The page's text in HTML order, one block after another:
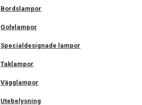
Bordslampor
Golvlampor
Specialdesignade lampor
Taklampor
Vägglampor
Utebelysning